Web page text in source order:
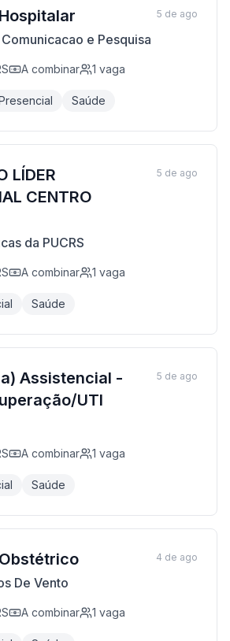
e Pesquisa
A combinar 1 vaga
Saúde
5 de ago
LÍDER
CENTRO
da PUCRS
A combinar 1 vaga
Saúde
5 de ago
Assistencial -
UTI
A combinar 1 vaga
Saúde
5 de ago
De Vento
A combinar 1 vaga
4 de ago